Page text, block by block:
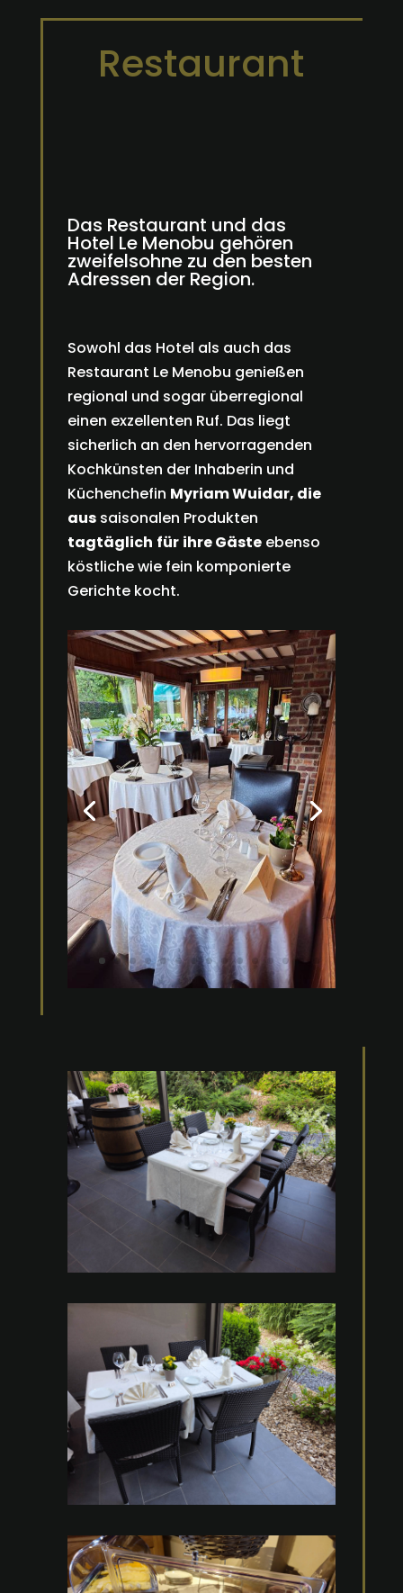
Restaurant
Das Restaurant und das
Hotel Le Menobu gehören
zweifelsohne zu den besten
Adressen der Region.
Sowohl das Hotel als auch das
Restaurant Le Menobu genießen
regional und sogar überregional
einen exzellenten Ruf. Das liegt
sicherlich an den hervorragenden
Kochkünsten der Inhaberin und
Küchenchefin Myriam Wuidar, die
aussaisonalen Produkten
tagtäglich für ihre Gästeebenso
köstliche wie fein komponierte
Gerichte kocht.